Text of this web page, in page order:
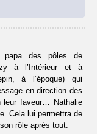
papa des pôles de
à l’Intérieur et à
à l’époque) qui
en direction des
leur faveur… Nathalie
Cela lui permettra de
rôle après tout.